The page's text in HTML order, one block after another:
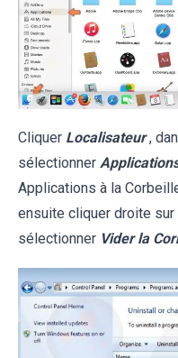
Cliquer Localisateur ,
sélectionner
Applications à la
ensuite cliquer droite sur
sélectionner Vider la